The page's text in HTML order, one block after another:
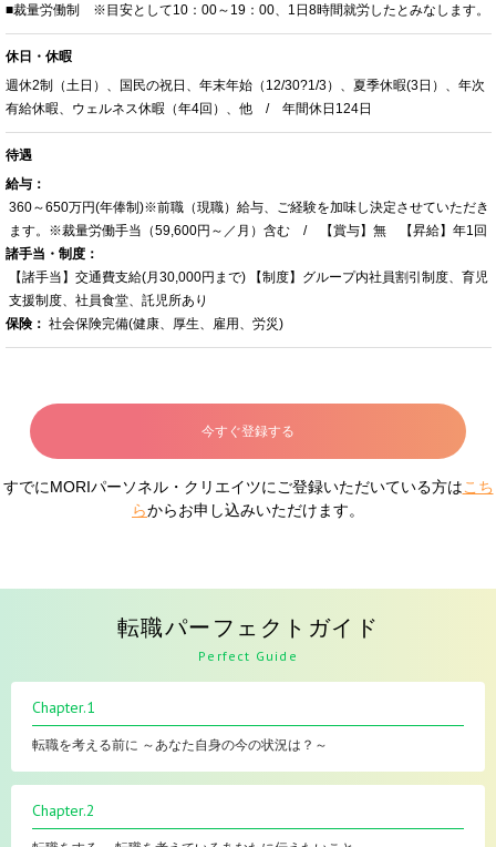
■裁量労働制 ※目安として10：00～19：00、1日8時間就労したとみなします。
休日・休暇
週休2制（土日）、国民の祝日、年末年始（12/30?1/3）、夏季休暇(3日）、年次
有給休暇、ウェルネス休暇（年4回）、他 / 年間休日124日
待遇
給与：
360～650万円(年俸制)※前職（現職）給与、ご経験を加味し決定させていただき
ます。※裁量労働手当（59,600円～／月）含む / 【賞与】無 【昇給】年1回
諸手当・制度：
【諸手当】交通費支給(月30,000円まで) 【制度】グループ内社員割引制度、育児
支援制度、社員食堂、託児所あり
保険： 社会保険完備(健康、厚生、雇用、労災)
今すぐ登録する
すでにMORIパーソネル・クリエイツにご登録いただいている方はこち
らからお申し込みいただけます。
転職パーフェクトガイド
Perfect Guide
Chapter.1
転職を考える前に ～あなた自身の今の状況は？～
Chapter.2